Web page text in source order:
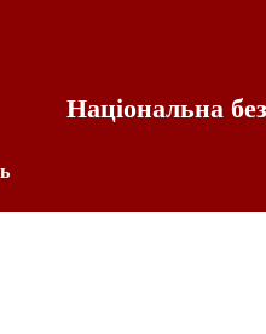
Національна